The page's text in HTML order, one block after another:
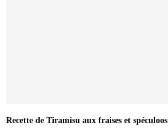
Recette de Tiramisu aux fraises et spéculoos